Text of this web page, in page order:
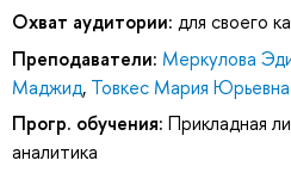
Охват аудитории: для своего
Преподаватели: Меркулова
Маджид, Товкес Мария Юрьевна
Прогр. обучения: Прикладная
аналитика